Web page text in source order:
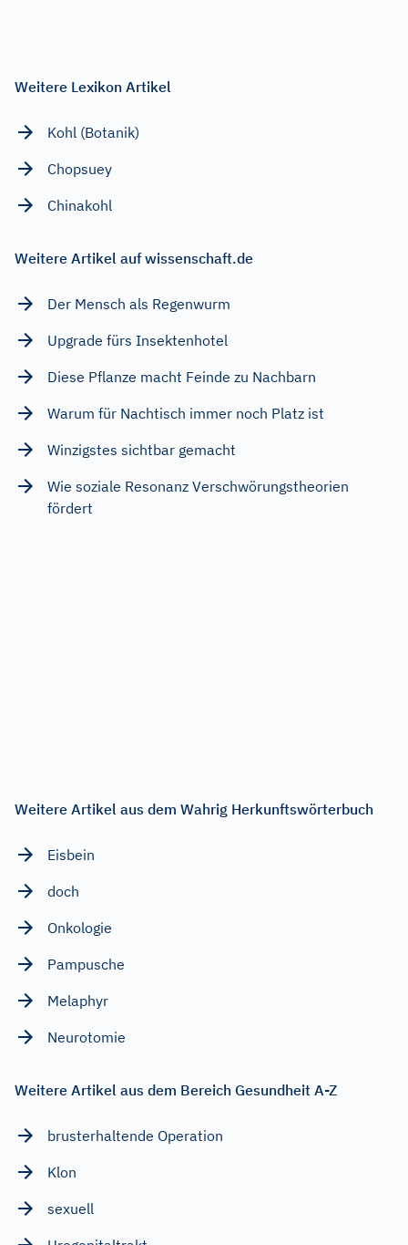
Weitere Lexikon Artikel
Kohl (Botanik)
Chopsuey
Chinakohl
Weitere Artikel auf wissenschaft.de
Der Mensch als Regenwurm
Upgrade fürs Insektenhotel
Diese Pflanze macht Feinde zu Nachbarn
Warum für Nachtisch immer noch Platz ist
Winzigstes sichtbar gemacht
Wie soziale Resonanz Verschwörungstheorien
fördert
Weitere Artikel aus dem Wahrig Herkunftswörterbuch
Eisbein
doch
Onkologie
Pampusche
Melaphyr
Neurotomie
Weitere Artikel aus dem Bereich Gesundheit A-Z
brusterhaltende Operation
Klon
sexuell